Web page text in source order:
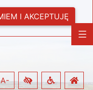
I AKCEPTUJĘ
A-